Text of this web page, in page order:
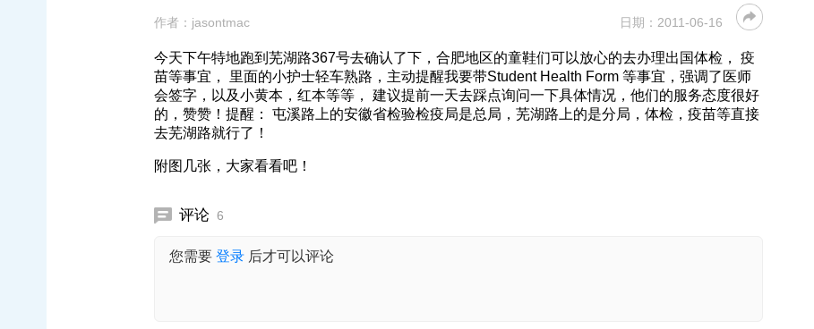
作者： jasontmac 日期： 2011-06-16
今天下午特地跑到芜湖路367号去确认了下，合肥地区的童鞋们可以放心的去办理出国体检， 疫
苗等事宜， 里面的小护士轻车熟路，主动提醒我要带Student Health Form 等事宜，强调了医师
会签字，以及小黄本，红本等等， 建议提前一天去踩点询问一下具体情况，他们的服务态度很好
的，赞赞！提醒： 屯溪路上的安徽省检验检疫局是总局，芜湖路上的是分局，体检，疫苗等直接
去芜湖路就行了！
附图几张，大家看看吧！
评论 6
您需要 登录 后才可以评论